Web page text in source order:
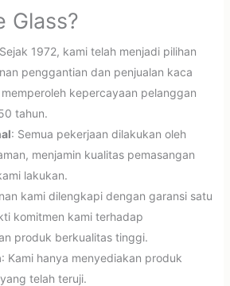
Glass?
1972, kami telah menjadi pilihan
penggantian dan penjualan kaca
kepercayaan pelanggan
tahun.
: Semua pekerjaan dilakukan oleh
menjamin kualitas pemasangan
lakukan.
kami dilengkapi dengan garansi satu
komitmen kami terhadap
produk berkualitas tinggi.
: Kami hanya menyediakan produk
telah teruji.